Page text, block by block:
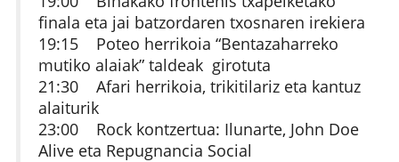
finala eta jai batzordaren txosnaren irekiera
19:15 Poteo herrikoia “Bentazaharreko
mutiko alaiak” taldeak girotuta
21:30 Afari herrikoia, trikitilariz eta kantuz
alaiturik
23:00 Rock kontzertua: Ilunarte, John Doe
Alive eta Repugnancia Social